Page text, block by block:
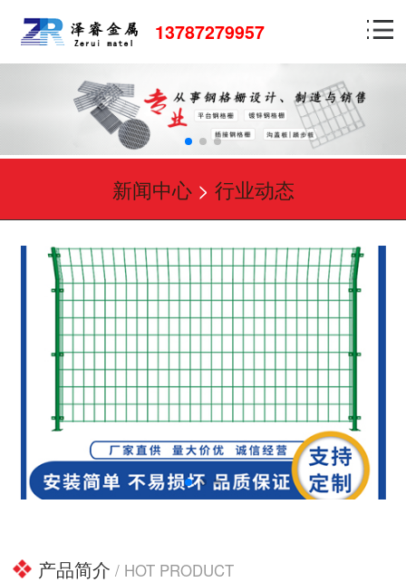
13787279957
新闻中心> 行业动态
产品简介 / HOT PRODUCT